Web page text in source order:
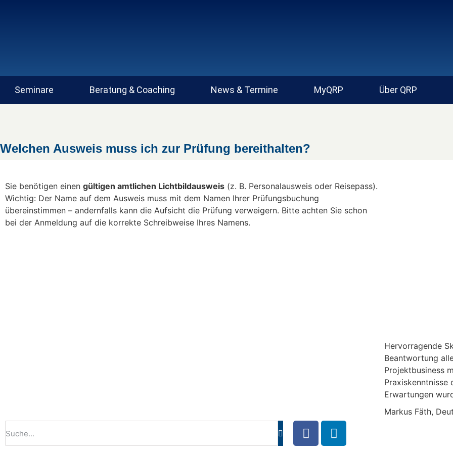
Seminare Beratung & Coaching News & Termine MyQRP Über QRP
Welchen Ausweis muss ich zur Prüfung bereithalten?
Sie benötigen einen gültigen amtlichen Lichtbildausweis (z. B. Personalausweis oder Reisepass).
Wichtig: Der Name auf dem Ausweis muss mit dem Namen Ihrer Prüfungsbuchung
übereinstimmen – andernfalls kann die Aufsicht die Prüfung verweigern. Bitte achten Sie schon
bei der Anmeldung auf die korrekte Schreibweise Ihres Namens.
Hervorragende
Beantwortung
Projektbusiness
Praxiskenntnisse
Erwartungen
Markus Fäth,